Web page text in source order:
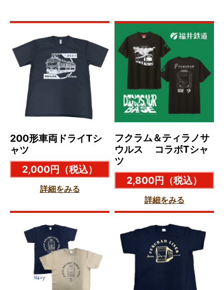
200形車両ドライTシ
ャツ
2,000円 （税込）
詳細をみる
フクラム＆ティラノサ
ウルス コラボTシャ
ツ
2,800円 （税込）
詳細をみる